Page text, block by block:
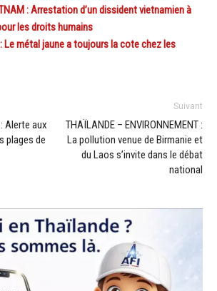
: Arrestation d’un dissident vietnamien à
les droits humains
Le métal jaune a toujours la cote chez les
: Alerte aux
plages de
Suivant
THAÏLANDE – ENVIRONNEMENT :
La pollution venue de Birmanie et
du Laos s’invite dans le débat
national